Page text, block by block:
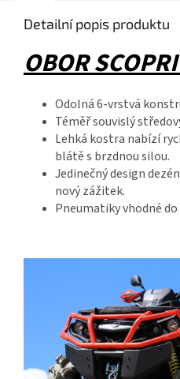
Detailní popis produktu
OBOR
Odolná 6-vrstvá
Téměř souvislý
Lehká kostra nabízí
blátě s brzdnou silou.
Jedinečný design
nový zážitek.
Pneumatiky vhodné